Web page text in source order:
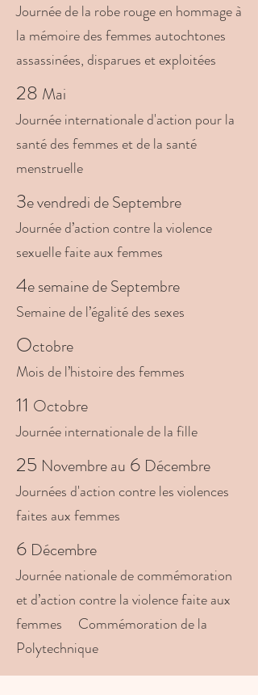
Journée de la robe rouge en hommage à
la mémoire des femmes autochtones
assassinées, disparues et exploitées
28 Mai
Journée internationale d'action pour la
santé des femmes et de la santé
menstruelle
3evendredi de Septembre
Journée d’action contre la violence
sexuelle faite aux femmes
4esemaine de Septembre
Semaine de l’égalité des sexes
Octobre
Mois de l’histoire des femmes
11 Octobre
Journée internationale de la fille
25 Novembre au 6 Décembre
Journées d'action contre les violences
faites aux femmes
6 Décembre
Journée nationale de commémoration
et d’action contre la violence faite aux
femmes
Commémoration de la
Polytechnique